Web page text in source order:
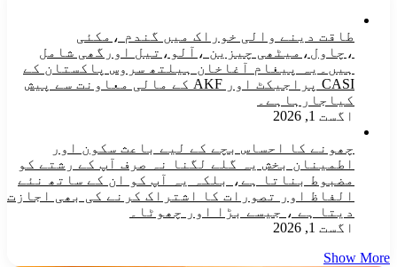
طاقت دینے والی خوراک میں گندم ،مکئی
،چاول،میٹھی چیزین ،آلو،تیل اورگھی شامل
ہیں۔یہ پیغام آغاخان ہیلتھ سروس پاکستان کے
CASI پراجیکٹ اور AKF کے مالی معاونت سے پیش
کیاجارہاہے۔
اگست 1, 2026
چھونے کا احساس بچے کے لیے باعث سکون اور
اطمینان بخش یہ گلے لگنا نہ صرف آپ کے رشتے کو
مضبوط بناتا ہے، بلکہ یہ آپ کو ان کے ساتھ نئے
الفاظ اور تصورات کا اشتراک کرنے کی بھی اجازت
دیتا ہے ، جیسے بڑا اور چھوٹا۔
اگست 1, 2026
Show More